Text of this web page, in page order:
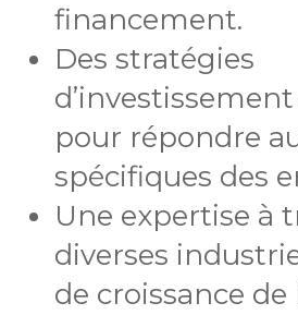
financement.
Des stratégies
pour répondre
spécifiques des
Une expertise à
diverses
de croissance de